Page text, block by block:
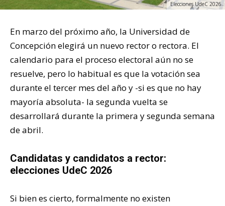
Elecciones UdeC 2026
En marzo del próximo año, la Universidad de
Concepción elegirá un nuevo rector o rectora. El
calendario para el proceso electoral aún no se
resuelve, pero lo habitual es que la votación sea
durante el tercer mes del año y -si es que no hay
mayoría absoluta- la segunda vuelta se
desarrollará durante la primera y segunda semana
de abril.
Candidatas y candidatos a rector:
elecciones UdeC 2026
Si bien es cierto, formalmente no existen